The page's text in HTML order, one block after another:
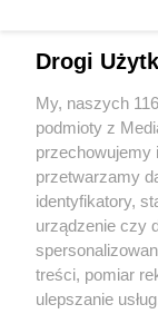
Wydawca
Nie zapomnij
zapoznać się z:
Twojemiasto
Drogi
My, naszych
podmioty z
przechowujemy
przetwarzamy
identyfikatory,
urządzenie czy
treści, pomiar
ulepszanie